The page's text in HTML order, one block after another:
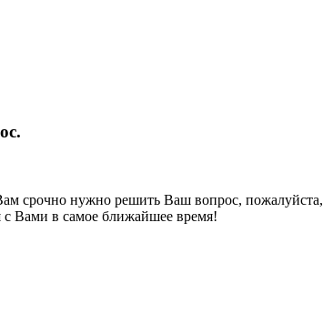
срочно нужно решить Ваш вопрос, пожалуйста,
Вами в самое ближайшее время!